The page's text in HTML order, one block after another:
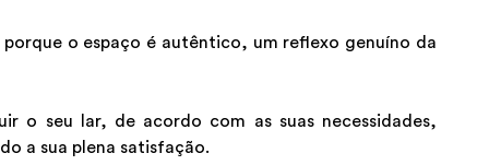
o espaço é autêntico, um reflexo genuíno da
o seu lar, de acordo com as suas necessidades,
a sua plena satisfação.